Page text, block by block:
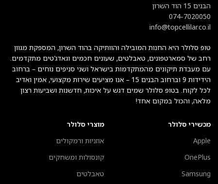
הבנים 15 הוד השרון
074-7020050
info@topcellilar.co.il
טופ סלולר היא החנות המובילה והוותיקה בהוד השרון, המספקת מגוון
רחב של סמארטפונים, טאבלטים, שעונים חכמים וגאדג’טים מתקדמים.
עם מעבדת תיקונים מהמתקדמות בישראל ושני סניפים נוחים – ברחוב
הידידות 9 וברחוב הבנים 15 – אנו מציעים שירות מקצועי, אמין ואדיב
לכל לקוח. בטופ סלולר שמים דגש על איכות, חדשנות ושביעות רצון
מלאה, והכול במקום אחד!
מכשירי סלולר
Apple
OnePlus
Samsung
מוצרי סלולר
אוזניות ורמקולים
קונסולות ומשחקים
טאבלטים